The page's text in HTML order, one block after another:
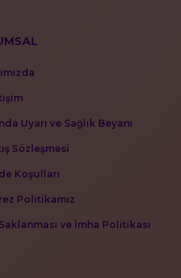
Uyarı ve Sağlık Beyanı
Sözleşmesi
Koşulları
Politikamız
ve İmha Politikası